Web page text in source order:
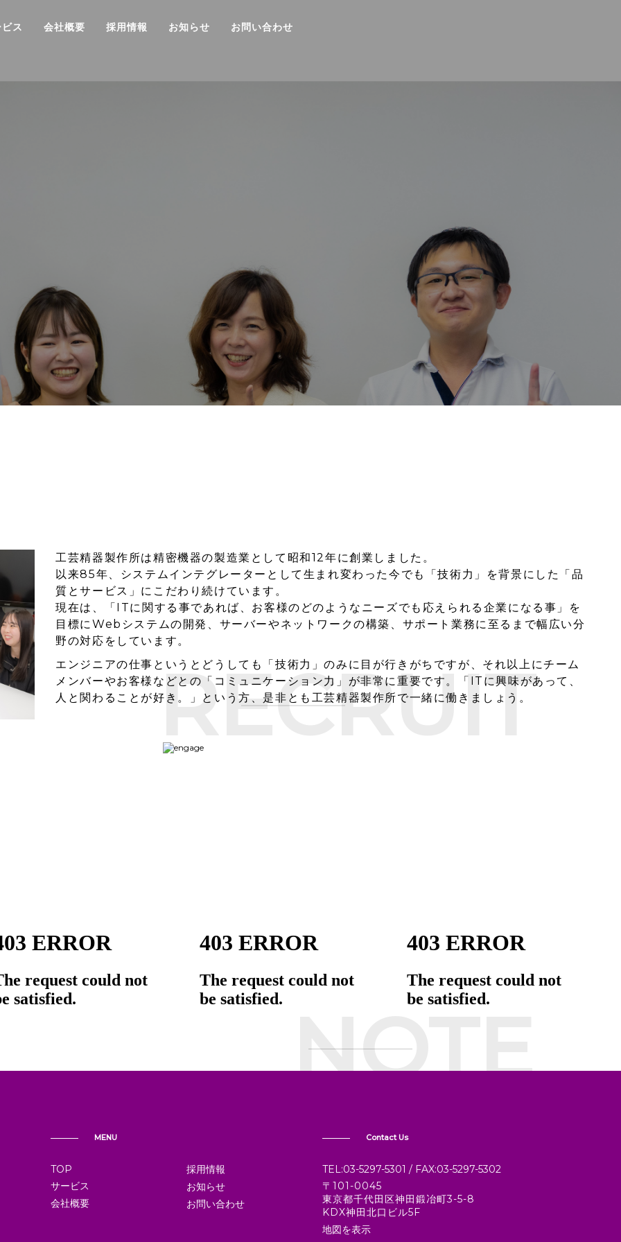
ス 会社概要 採用情報 お知らせ お問い合わせ
RECRUIT
工芸精器製作所は精密機器の製造業として昭和12年に創業しました。
以来85年、システムインテグレーターとして生まれ変わった今でも「技術力」を背景にした「品
質とサービス」にこだわり続けています。
現在は、「ITに関する事であれば、お客様のどのようなニーズでも応えられる企業になる事」を
目標にWebシステムの開発、サーバーやネットワークの構築、サポート業務に至るまで幅広い分
野の対応をしています。
エンジニアの仕事というとどうしても「技術力」のみに目が行きがちですが、それ以上にチーム
メンバーやお客様などとの「コミュニケーション力」が非常に重要です。「ITに興味があって、
人と関わることが好き。」という方、是非とも工芸精器製作所で一緒に働きましょう。
NOTE
MENU
TOP
サービス
会社概要
採用情報
お知らせ
お問い合わせ
Contact Us
TEL:03-5297-5301 / FAX:03-5297-5302
〒101-0045
東京都千代田区神田鍛冶町3-5-8
KDX神田北口ビル5F
地図を表示